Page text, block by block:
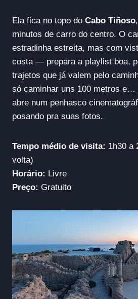
Ela fica no topo do Cabo Tiñoso
minutos de carro do centro. O
estradinha estreita, mas com
costa — prepara a playlist boa,
trajetos que já valem pelo
só caminhar uns 100 metros e…
abre num penhasco
posando pra suas fotos.
Tempo médio de visita: 1h30 a
volta)
Horário: Livre
Preço: Gratuito